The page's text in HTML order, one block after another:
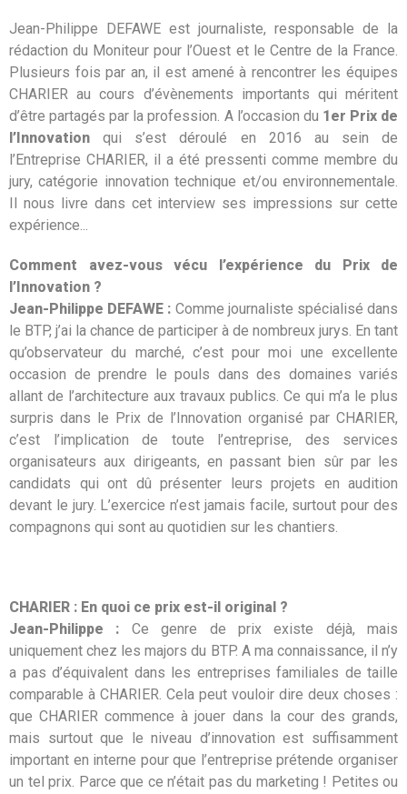
Jean-Philippe DEFAWE est journaliste, responsable de la
rédaction du Moniteur pour l’Ouest et le Centre de la France.
Plusieurs fois par an, il est amené à rencontrer les équipes
CHARIER au cours d’évènements importants qui méritent
d’être partagés par la profession. A l’occasion du 1er Prix de
l’Innovation qui s’est déroulé en 2016 au sein de
l’Entreprise CHARIER, il a été pressenti comme membre du
jury, catégorie innovation technique et/ou environnementale.
Il nous livre dans cet interview ses impressions sur cette
expérience...
Comment avez-vous vécu l’expérience du Prix de
l’Innovation ?
Jean-Philippe DEFAWE : Comme journaliste spécialisé dans
le BTP, j’ai la chance de participer à de nombreux jurys. En tant
qu’observateur du marché, c’est pour moi une excellente
occasion de prendre le pouls dans des domaines variés
allant de l’architecture aux travaux publics. Ce qui m’a le plus
surpris dans le Prix de l’Innovation organisé par CHARIER,
c’est l’implication de toute l’entreprise, des services
organisateurs aux dirigeants, en passant bien sûr par les
candidats qui ont dû présenter leurs projets en audition
devant le jury. L’exercice n’est jamais facile, surtout pour des
compagnons qui sont au quotidien sur les chantiers.
CHARIER : En quoi ce prix est-il original ?
Jean-Philippe : Ce genre de prix existe déjà, mais
uniquement chez les majors du BTP. A ma connaissance, il n’y
a pas d’équivalent dans les entreprises familiales de taille
comparable à CHARIER. Cela peut vouloir dire deux choses :
que CHARIER commence à jouer dans la cour des grands,
mais surtout que le niveau d’innovation est suffisamment
important en interne pour que l’entreprise prétende organiser
un tel prix. Parce que ce n’était pas du marketing ! Petites ou